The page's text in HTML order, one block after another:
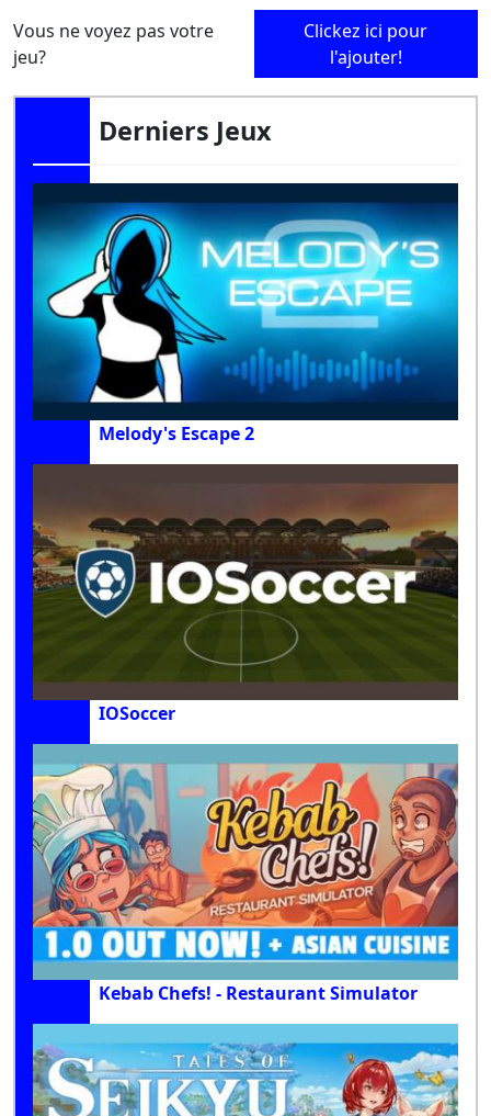
Vous ne voyez pas votre
jeu?
Clickez ici pour
l'ajouter!
Derniers Jeux
Melody's Escape 2
IOSoccer
Kebab Chefs! - Restaurant Simulator